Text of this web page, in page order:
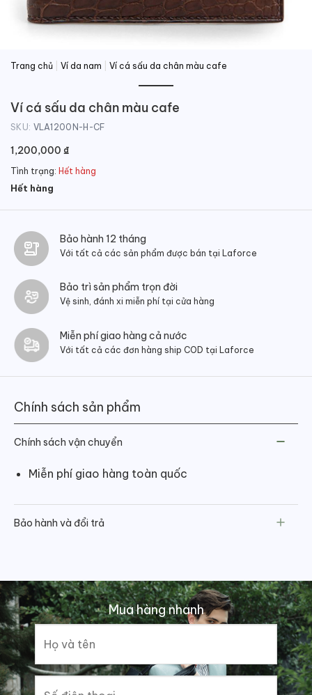
Trang chủ Ví da nam Ví cá sấu da chân màu cafe
Ví cá sấu da chân màu cafe
SKU: VLA1200N-H-CF
1,200,000 ₫
Tình trạng: Hết hàng
Hết hàng
Bảo hành 12 tháng
Với tất cả các sản phẩm được bán tại Laforce
Bảo trì sản phẩm trọn đời
Vệ sinh, đánh xi miễn phí tại cửa hàng
Miễn phí giao hàng cả nước
Với tất cả các đơn hàng ship COD tại Laforce
Chính sách sản phẩm
Chính sách vận chuyển
Miễn phí giao hàng toàn quốc
Bảo hành và đổi trả
Mua hàng nhanh